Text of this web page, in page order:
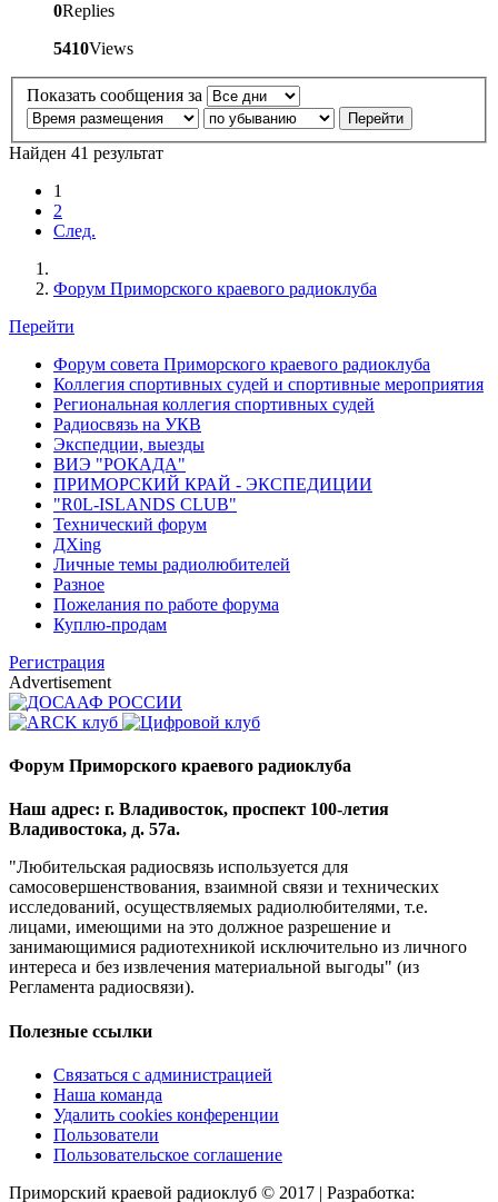
0Replies
5410Views
Показать сообщения за
Найден 41 результат
1
2
След.
Форум Приморского краевого радиоклуба
Перейти
Форум совета Приморского краевого радиоклуба
Коллегия спортивных судей и спортивные мероприятия
Региональная коллегия спортивных судей
Радиосвязь на УКВ
Экспедции, выезды
ВИЭ "РОКАДА"
ПРИМОРСКИЙ КРАЙ - ЭКСПЕДИЦИИ
"R0L-ISLANDS CLUB"
Технический форум
ДХing
Личные темы радиолюбителей
Разное
Пожелания по работе форума
Куплю-продам
Регистрация
Advertisement
Форум Приморского краевого радиоклуба
Наш адрес: г. Владивосток, проспект 100-летия
Владивостока, д. 57а.
"Любительская радиосвязь используется для
самосовершенствования, взаимной связи и технических
исследований, осуществляемых радиолюбителями, т.е.
лицами, имеющими на это должное разрешение и
занимающимися радиотехникой исключительно из личного
интереса и без извлечения материальной выгоды" (из
Регламента радиосвязи).
Полезные ссылки
Связаться с администрацией
Наша команда
Удалить cookies конференции
Пользователи
Пользовательское соглашение
Приморский краевой радиоклуб © 2017 | Разработка: